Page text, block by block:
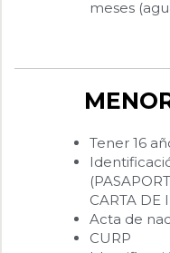
meses
Tener 16
CARTA DE
Acta de
CURP